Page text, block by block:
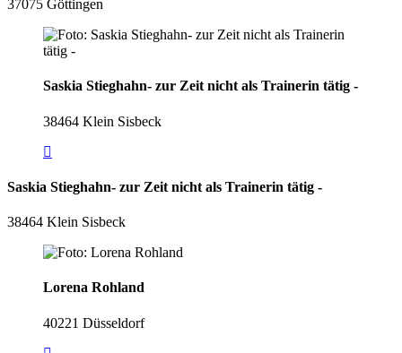
37075 Göttingen
Saskia Stieghahn- zur Zeit nicht als Trainerin tätig -
38464 Klein Sisbeck
Saskia Stieghahn- zur Zeit nicht als Trainerin tätig -
38464 Klein Sisbeck
Lorena Rohland
40221 Düsseldorf